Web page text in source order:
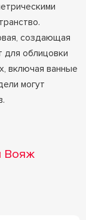
создающая
для облицовки
включая ванные
могут
Вояж